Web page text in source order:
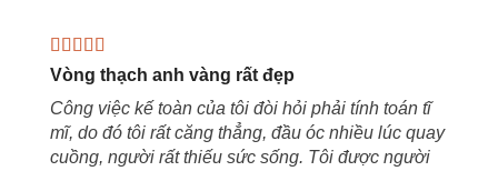
Vòng thạch anh vàng rất đẹp
Công việc kế toàn của tôi đòi hỏi phải tính toán tĩ
mĩ, do đó tôi rất căng thẳng, đầu óc nhiều lúc quay
cuồng, người rất thiếu sức sống. Tôi được người